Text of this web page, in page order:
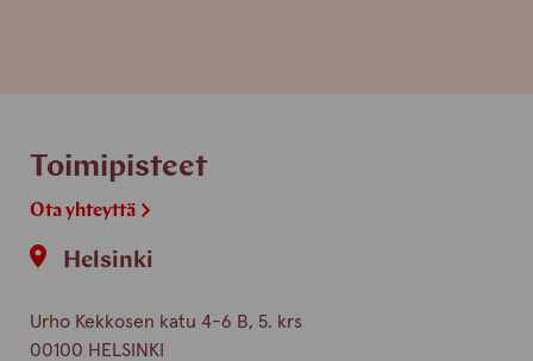
Toimipisteet
Ota yhteyttä
Helsinki
Urho Kekkosen katu 4-6 B, 5. krs
00100 HELSINKI